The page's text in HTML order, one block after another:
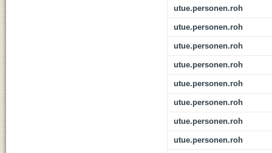
utue.personen.roh
utue.personen.roh
utue.personen.roh
utue.personen.roh
utue.personen.roh
utue.personen.roh
utue.personen.roh
utue.personen.roh